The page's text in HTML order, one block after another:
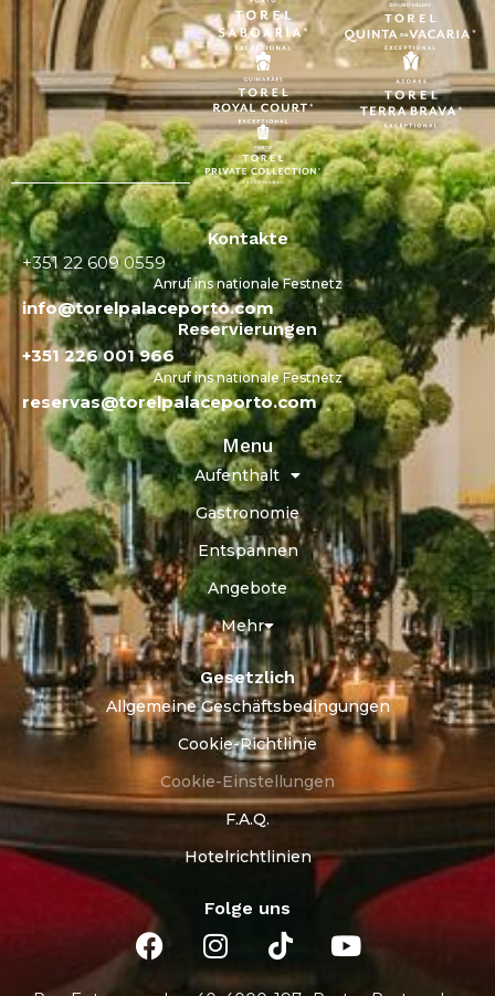
Kontakte
+351 22 609 0559
Anruf ins nationale Festnetz
info@torelpalaceporto.com
Reservierungen
+351 226 001 966
Anruf ins nationale Festnetz
reservas@torelpalaceporto.com
Menu
Aufenthalt
Gastronomie
Entspannen
Angebote
Mehr
Gesetzlich
Allgemeine Geschäftsbedingungen
Cookie-Richtlinie
Cookie-Einstellungen
F.A.Q.
Hotelrichtlinien
Folge uns